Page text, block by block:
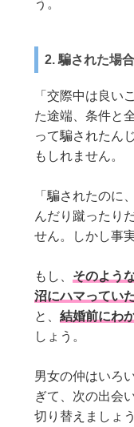
う。
2. 騙された場
「交際中は良い
た途端、条件と
って騙されたん
もしれません。
「騙されたのに
んだり蹴ったり
せん。しかし事
もし、 そのよう
沼にハマってい
と、結婚前にわ
しょう。
男女の仲はいろ
ぎて、次の出会
切り替えましょう